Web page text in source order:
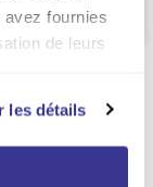
fournies
de leurs
les détails